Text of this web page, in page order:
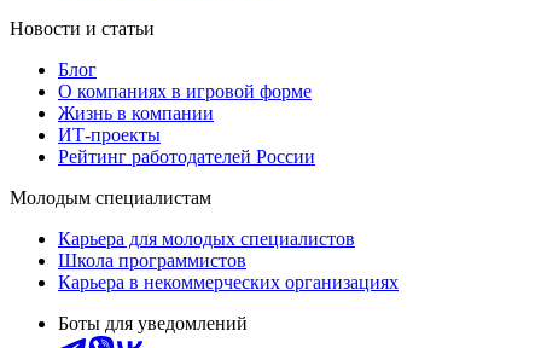
Новости и статьи
Блог
О компаниях в игровой форме
Жизнь в компании
ИТ-проекты
Рейтинг работодателей России
Молодым специалистам
Карьера для молодых специалистов
Школа программистов
Карьера в некоммерческих организациях
Боты для уведомлений